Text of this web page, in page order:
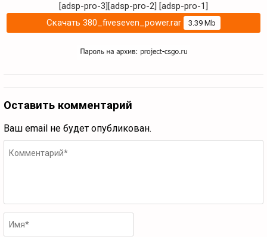
[adsp-pro-3][adsp-pro-2] [adsp-pro-1]
Скачать 380_fiveseven_power.rar
3.39 Mb
Оставить комментарий
Ваш email не будет опубликован.